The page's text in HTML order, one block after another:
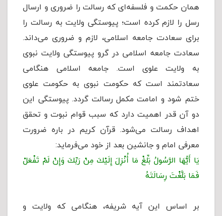
همان حکمت و فلسفه‌ای که رسالت را ضروری و ارسال
رسل را لازم کرده است؛ پیوستگی ولایت به رسالت را
برای سعادت جامعه اسلامی، لازم و ضروری می‌داند.
سعادت جامعه اسلامی در گرو پیوستگی ولایت نبوی
به ولایت علوی است. جامعه اسلامی هنگامی
سعادتمند است که حکومت نبوی به حکومت علوی
ختم شود و امامت مکمل رسالت گردد. پیوستگی این
دو آن قدر اهمیت دارد که سبب قوام نبوت و تحقق
اهداف رسالت می‌شود. قرآن کریم در باره ضرورت
معرفی امام و جانشین بعد از خود می‌فرماید:
يَا أَيُّهَا الرَّسُولُ بَلِّغْ مَا أُنْزِلَ إِلَيْكَ مِنْ رَبِّكَ وَإِنْ لَمْ تَفْعَلْ
فَمَا بَلَّغْتَ رِسَالَتَهُ
بر اساس این آیه شریفه، هنگامی که ولایت و